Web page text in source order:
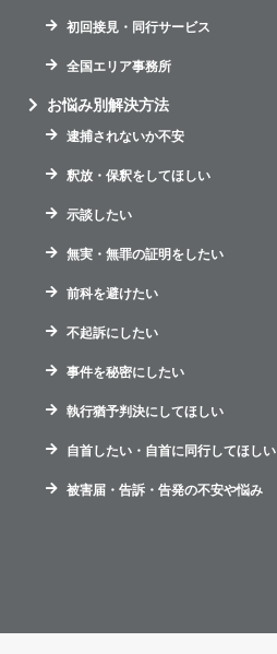
初回接見・同行サービス
全国エリア事務所
お悩み別解決方法
逮捕されないか不安
釈放・保釈をしてほしい
示談したい
無実・無罪の証明をしたい
前科を避けたい
不起訴にしたい
事件を秘密にしたい
執行猶予判決にしてほしい
自首したい・自首に同行してほしい
被害届・告訴・告発の不安や悩み